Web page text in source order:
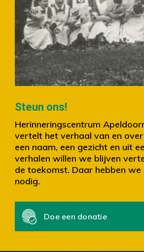
Steun ons!
Herinneringscentrum
vertelt het verhaal van en
een naam, een gezicht en uit
verhalen willen we blijven
de toekomst. Daar hebben we
nodig.
Doe een donatie